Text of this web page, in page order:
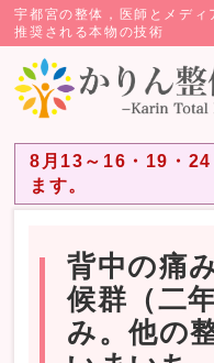
宇都宮の整体，医師とメディ
推奨される本物の技術
8月13～16・19・24
ます。
背中の痛
候群（二
み。他の